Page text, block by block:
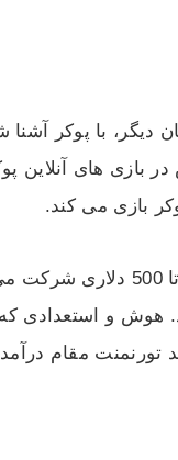
با پوکر آشنا
بازی های آنلاین
بازی می کند.
های کوچک 200 تا 500
و استعدادی که
کمی معروف شود و جزو نفرات اول پوکر دنیا به حساب